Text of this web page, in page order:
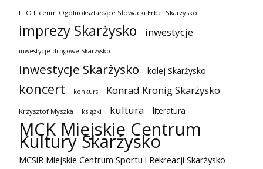
I LO Liceum Ogólnokształcące Słowacki Erbel Skarżysko
imprezy Skarżysko inwestycje
inwestycje drogowe Skarżysko
inwestycje Skarżysko kolej Skarżysko
koncert konkurs Konrad Krönig Skarżysko
Krzysztof Myszka książki kultura literatura
MCK Miejskie Centrum
Kultury Skarżysko
MCSiR Miejskie Centrum Sportu i Rekreacji Skarżysko